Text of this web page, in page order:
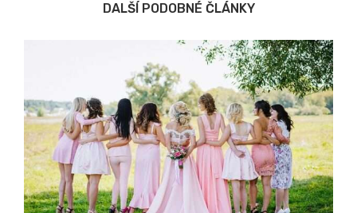
DALŠÍ PODOBNÉ ČLÁNKY